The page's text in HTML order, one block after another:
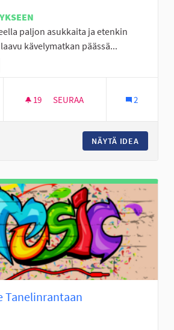
paljon asukkaita ja etenkin
kävelymatkan päässä...
mukaan: Itäinen Seinäjoki
19 19 SEURAAJAA
SEURAA 2
NÄYTÄ IDEA
Tanelinrantaan